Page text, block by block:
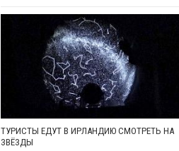
ТУРИСТЫ ЕДУТ В ИРЛАНДИЮ СМОТРЕТЬ НА
ЗВЁЗДЫ